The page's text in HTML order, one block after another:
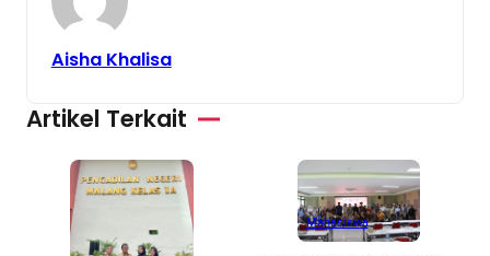
Aisha Khalisa
Artikel Terkait
Mahasiswa